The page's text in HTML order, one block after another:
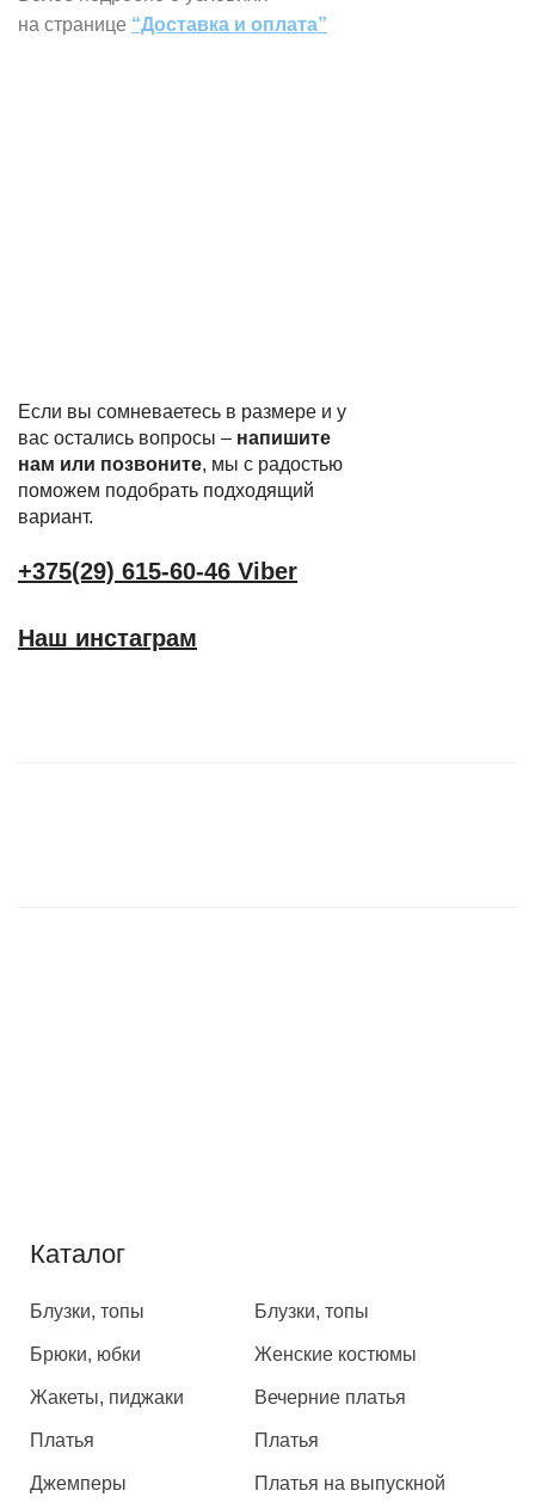
на странице “Доставка и оплата”
Если вы сомневаетесь в размере и у
вас остались вопросы – напишите
нам или позвоните, мы с радостью
поможем подобрать подходящий
вариант.
+375(29) 615-60-46 Viber
Наш инстаграм
Каталог
Блузки, топы
Брюки, юбки
Жакеты, пиджаки
Платья
Джемперы
Блузки, топы
Женские костюмы
Вечерние платья
Платья
Платья на выпускной